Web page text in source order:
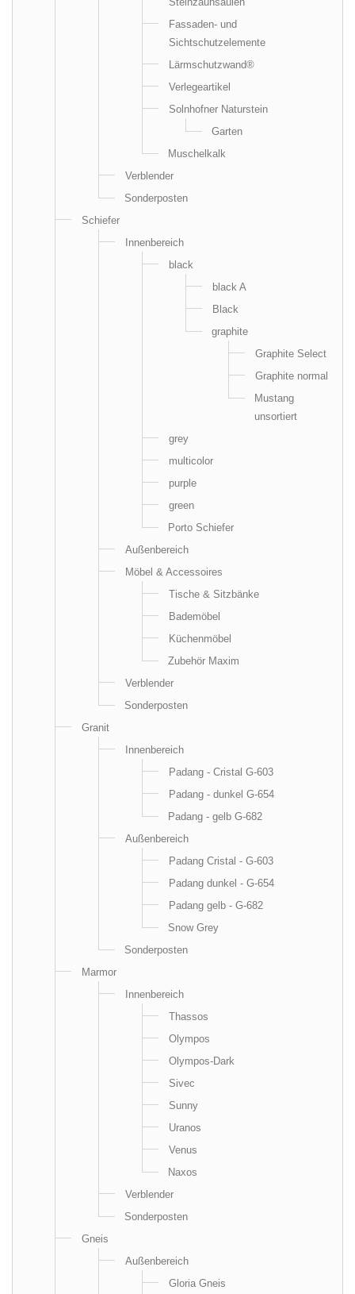
Fassaden- und
Sichtschutzelemente
Lärmschutzwand®
Verlegeartikel
Solnhofner Naturstein
Garten
Muschelkalk
Verblender
Sonderposten
Schiefer
Innenbereich
black
black A
Black
graphite
Graphite Select
Graphite normal
Mustang
unsortiert
grey
multicolor
purple
green
Porto Schiefer
Außenbereich
Möbel & Accessoires
Tische & Sitzbänke
Bademöbel
Küchenmöbel
Zubehör Maxim
Verblender
Sonderposten
Granit
Innenbereich
Padang - Cristal G-603
Padang - dunkel G-654
Padang - gelb G-682
Außenbereich
Padang Cristal - G-603
Padang dunkel - G-654
Padang gelb - G-682
Snow Grey
Sonderposten
Marmor
Innenbereich
Thassos
Olympos
Olympos-Dark
Sivec
Sunny
Uranos
Venus
Naxos
Verblender
Sonderposten
Gneis
Außenbereich
Gloria Gneis